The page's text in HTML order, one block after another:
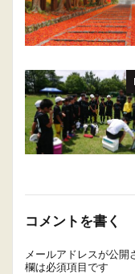
コメントを書く
メールアドレスが公開
欄は必須項目です